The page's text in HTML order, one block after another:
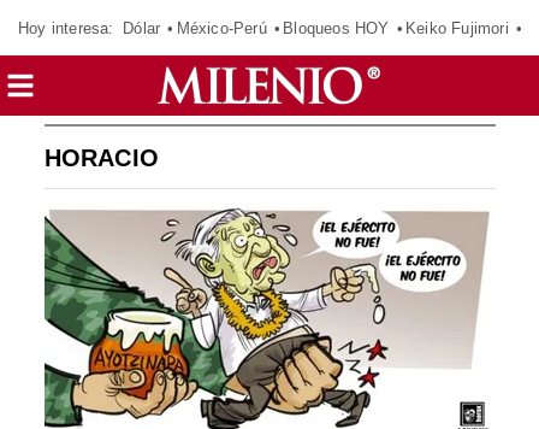
Hoy interesa: Dólar México-Perú Bloqueos HOY Keiko Fujimori
HORACIO